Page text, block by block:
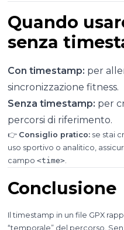
Quando
senza
Con timestamp: per
sincronizzazione fitness.
Senza timestamp: per
percorsi di riferimento.
👉 Consiglio pratico:se stai
uso sportivo o analitico,
campo <time>.
Conclusione
Il timestamp in un file GPX
“temporale” del percorso.